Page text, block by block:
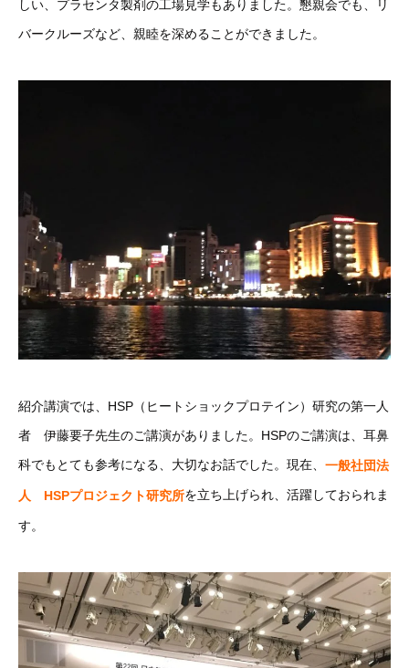
しい、プラセンタ製剤の工場見学もありました。懇親会でも、リ
バークルーズなど、親睦を深めることができました。
紹介講演では、HSP（ヒートショックプロテイン）研究の第一人
者 伊藤要子先生のご講演がありました。HSPのご講演は、耳鼻
科でもとても参考になる、大切なお話でした。現在、 一般社団法
人 HSPプロジェクト研究所を立ち上げられ、活躍しておられま
す。